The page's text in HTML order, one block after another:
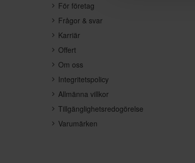
För företag
Frågor & svar
Karriär
Offert
Om oss
Integritetspolicy
Allmänna villkor
Tillgänglighetsredogörelse
Varumärken